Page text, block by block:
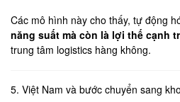
Các mô hình này cho thấy, tự động
năng suất mà còn là lợi thế cạnh
trung tâm logistics hàng không.
5. Việt Nam và bước chuyển sang